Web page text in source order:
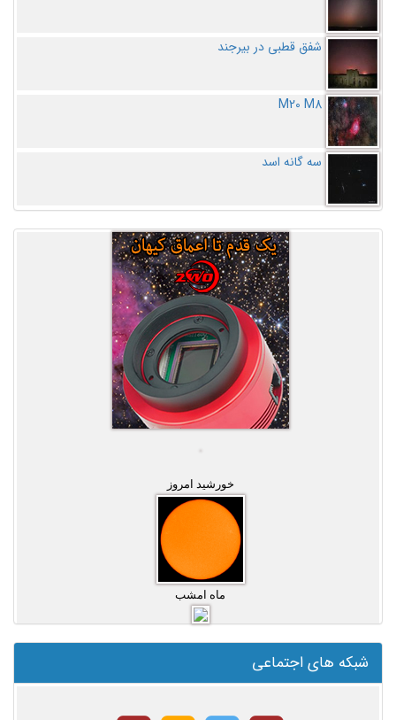
شفق قطبی در بیرجند
M20 M8
سه گانه اسد
خورشید امروز
ماه امشب
شبکه های اجتماعی